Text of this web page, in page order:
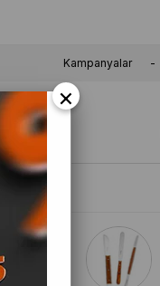
Kampanyalar
×